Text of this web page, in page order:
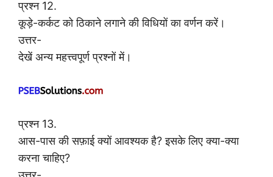
प्रश्न 12.
कूड़े-कर्कट को ठिकाने लगाने की विधियों का वर्णन करें।
उत्तर-
देखें अन्य महत्त्वपूर्ण प्रश्नों में।
प्रश्न 13.
आस-पास की सफ़ाई क्यों आवश्यक है? इसके लिए क्या-क्या
करना चाहिए?